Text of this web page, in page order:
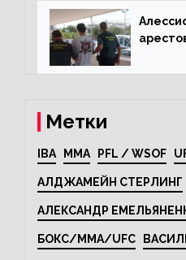
Метки
IBA MMA PFL / WSOF
АЛДЖАМЕЙН СТЕРЛИНГ
АЛЕКСАНДР
БОКС/MMA/UFC